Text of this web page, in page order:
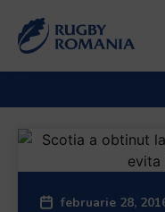
februarie 28,